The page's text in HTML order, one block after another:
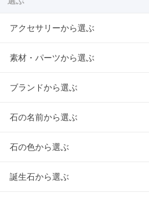
アクセサリーから選ぶ
素材・パーツから選ぶ
ブランドから選ぶ
石の名前から選ぶ
石の色から選ぶ
誕生石から選ぶ